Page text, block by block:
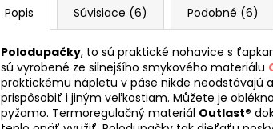
Popis Súvisiace (6) Podobné (6)
Polodupačky, to sú praktické nohavice s
sú vyrobené ze silnejšího smykového materiálu
praktickému nápletu v páse nikde neodstávajú
prispôsobiť i jiným veľkostiam. Můžete je
pyžamo. Termoregulačný materiál Outlast®